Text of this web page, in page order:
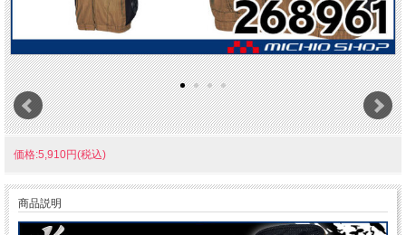
価格:5,910円(税込)
商品説明